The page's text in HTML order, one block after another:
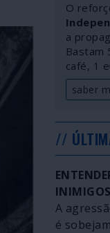
O
a
Bastam
café, 1
saber
//
INIMIGOS
A
é